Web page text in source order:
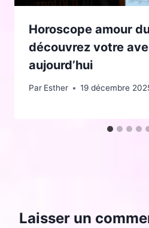
Horoscope amour
découvrez votre
aujourd’hui
Par Esther 19 décembre
Laisser un